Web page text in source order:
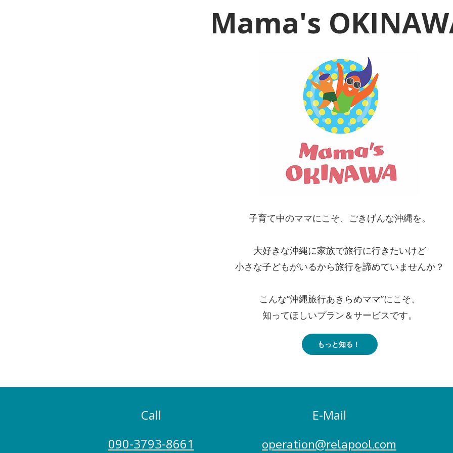
Mama's
子育て中のママにこそ、ごきげんな沖縄を。
大好きな沖縄に家族で旅行に行きたいけど
小さな子どもがいるから旅行を諦めていませんか？
こんな“沖縄旅行あきらめママ”にこそ、
知ってほしいプラン＆サービスです。
もっと知る！
Call
E-Mail
090-3793-8661
operation@relapool.com​​